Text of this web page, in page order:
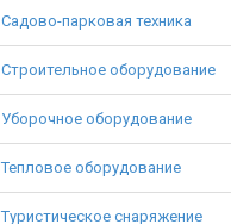
Садово-парковая техника
Строительное оборудование
Уборочное оборудование
Тепловое оборудование
Туристическое снаряжение